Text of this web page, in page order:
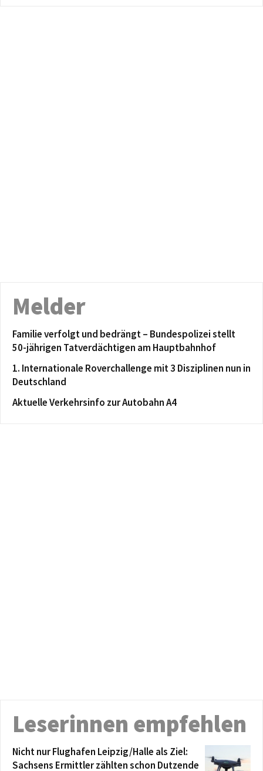
Melder
Familie verfolgt und bedrängt – Bundespolizei stellt
50-jährigen Tatverdächtigen am Hauptbahnhof
1. Internationale Roverchallenge mit 3 Disziplinen nun in
Deutschland
Aktuelle Verkehrsinfo zur Autobahn A4
Leserinnen empfehlen
Nicht nur Flughafen Leipzig/Halle als Ziel:
Sachsens Ermittler zählten schon Dutzende